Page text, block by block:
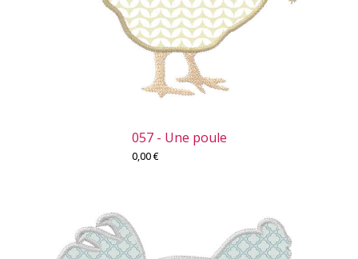
057 - Une poule
0,00€